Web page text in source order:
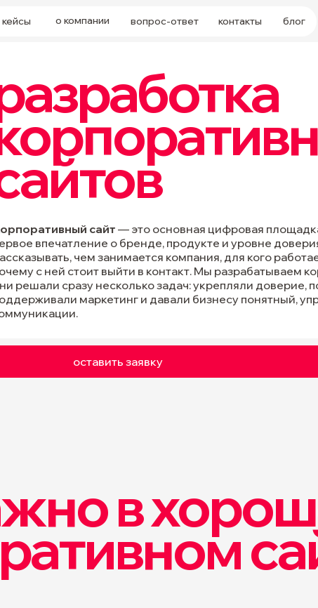
кейсы о компании вопрос-ответ контакты блог
сайт — это основная цифровая
впечатление о бренде, продукте и уровне
чем занимается компания, для кого
с ней стоит выйти в контакт. Мы разрабатываем
решали сразу несколько задач: укрепляли доверие,
маркетинг и давали бизнесу понятный,
оставить заявку
в